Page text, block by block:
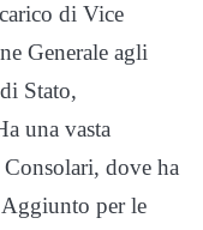
di Vice
Generale agli
Stato,
una vasta
dove ha
per le